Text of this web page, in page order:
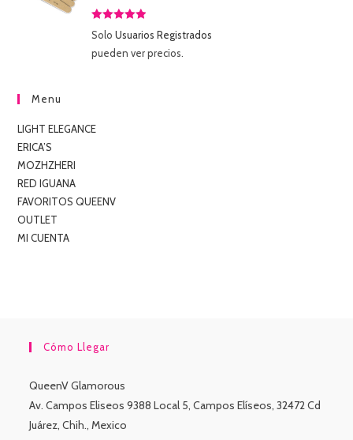
Valorado
5
SoloUsuarios Registrados
pueden ver precios.
Menu
LIGHT ELEGANCE
ERICA’S
MOZHZHERI
RED IGUANA
FAVORITOS QUEENV
OUTLET
MI CUENTA
Cómo Llegar
QueenV Glamorous
Av. Campos Eliseos 9388 Local 5, Campos Elíseos, 32472 Cd
Juárez, Chih., Mexico